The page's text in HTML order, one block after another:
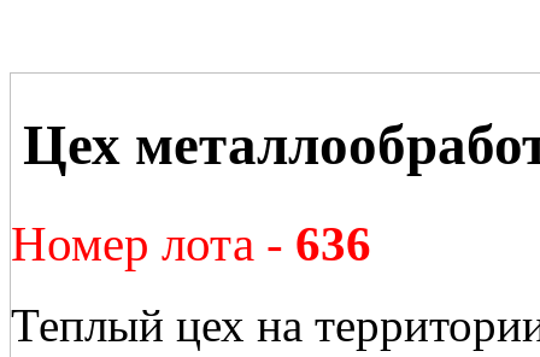
Цех
Номер лота - 636
Теплый цех на